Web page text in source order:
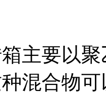
主要以
混合物